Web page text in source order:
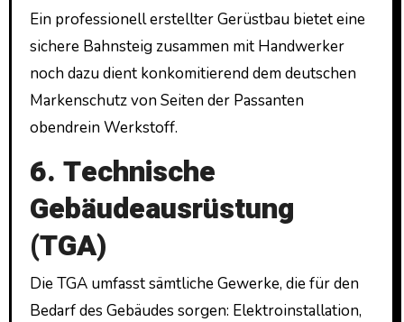
Ein professionell erstellter Gerüstbau bietet eine
sichere Bahnsteig zusammen mit Handwerker
noch dazu dient konkomitierend dem deutschen
Markenschutz von Seiten der Passanten
obendrein Werkstoff.
6. Technische
Gebäudeausrüstung
(TGA)
Die TGA umfasst sämtliche Gewerke, die für den
Bedarf des Gebäudes sorgen: Elektroinstallation,